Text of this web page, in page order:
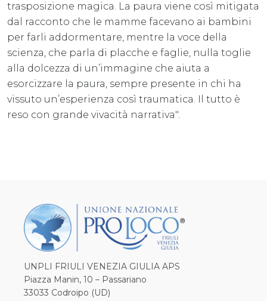
trasposizione magica. La paura viene così mitigata
dal racconto che le mamme facevano ai bambini
per farli addormentare, mentre la voce della
scienza, che parla di placche e faglie, nulla toglie
alla dolcezza di un’immagine che aiuta a
esorcizzare la paura, sempre presente in chi ha
vissuto un’esperienza così traumatica. Il tutto è
reso con grande vivacità narrativa".
UNPLI FRIULI VENEZIA GIULIA APS
Piazza Manin, 10 – Passariano
33033 Codroipo (UD)